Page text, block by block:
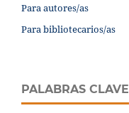
Para autores/as
Para bibliotecarios/as
PALABRAS CLAVE